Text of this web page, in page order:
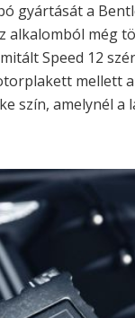
gyártását a
alkalomból még
Speed 12
mellett
szín, amelynél a